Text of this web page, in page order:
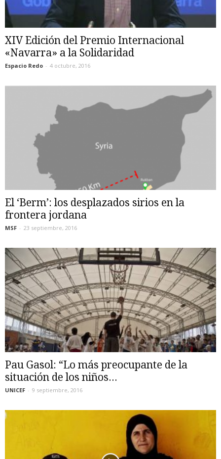
XIV Edición del Premio Internacional
«Navarra» a la Solidaridad
Espacio Redo - 4 octubre, 2016
El ‘Berm’: los desplazados sirios en la
frontera jordana
MSF - 23 septiembre, 2016
Pau Gasol: “Lo más preocupante de la
situación de los niños...
UNICEF - 9 septiembre, 2016